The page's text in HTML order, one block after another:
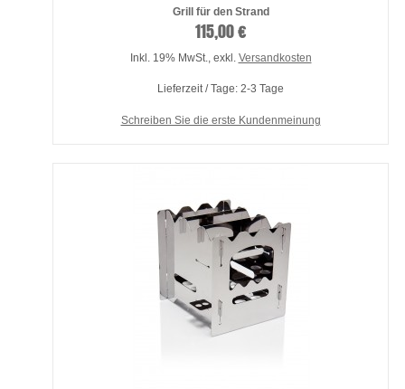
Grill für den Strand
115,00 €
Inkl. 19% MwSt., exkl. Versandkosten
Lieferzeit / Tage: 2-3 Tage
Schreiben Sie die erste Kundenmeinung